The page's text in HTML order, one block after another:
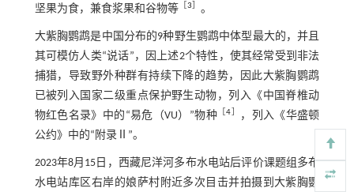
坚果为食，兼食浆果和谷物等［ 3 。
大紫胸鹦鹉是中国分布的9种野生鹦鹉中体型最大的，并且
其可模仿人类“说话”，因上述2个特性，使其经常受到非法
捕猎，导致野外种群有持续下降的趋势，因此大紫胸鹦鹉
已被列入国家二级重点保护野生动物，列入《中国脊椎动
物红色名录》中的“易危（VU）”物种 ［4
，列入《华盛顿
公约》中的“附录Ⅱ”。
2023年8月15日，西藏尼洋河多布水电站后评价课题组多布
水电站库区右岸的娘萨村附近多次目击并拍摄到大紫胸鹦